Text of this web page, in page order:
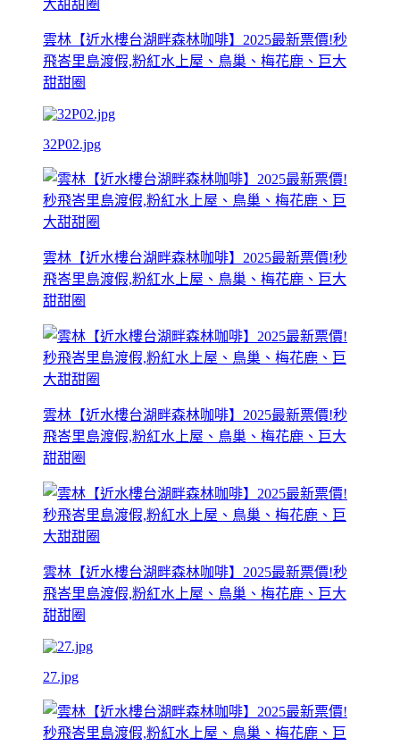
雲林【近水樓台湖畔森林咖啡】2025最新票價!秒
飛峇里島渡假,粉紅水上屋、鳥巢、梅花鹿、巨大
甜甜圈
32P02.jpg
雲林【近水樓台湖畔森林咖啡】2025最新票價!秒
飛峇里島渡假,粉紅水上屋、鳥巢、梅花鹿、巨大
甜甜圈
雲林【近水樓台湖畔森林咖啡】2025最新票價!秒
飛峇里島渡假,粉紅水上屋、鳥巢、梅花鹿、巨大
甜甜圈
雲林【近水樓台湖畔森林咖啡】2025最新票價!秒
飛峇里島渡假,粉紅水上屋、鳥巢、梅花鹿、巨大
甜甜圈
27.jpg